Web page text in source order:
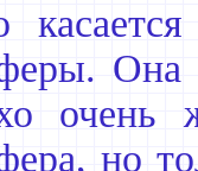
Она
очень
но